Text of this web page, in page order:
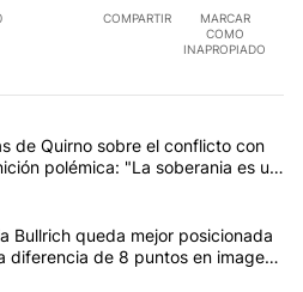
COMPARTIR
MARCAR
COMO
INAPROPIADO
con más comentarios en los
el título "Las incosistencias de
de Quirno sobre el conflicto con
polémica: "La soberania es un
el título "Encuesta: Patricia
Bullrich queda mejor posicionada
diferencia de 8 puntos en imagen